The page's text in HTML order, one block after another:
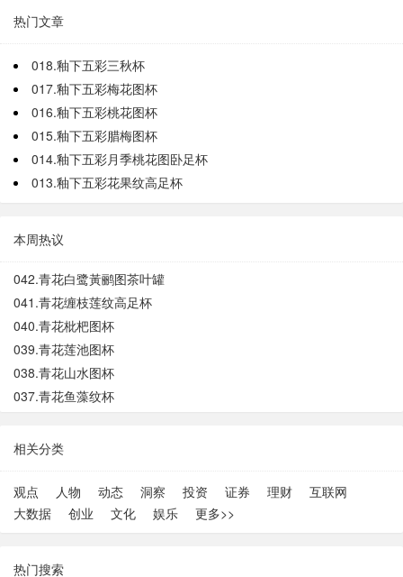
热门文章
018.釉下五彩三秋杯
017.釉下五彩梅花图杯
016.釉下五彩桃花图杯
015.釉下五彩腊梅图杯
014.釉下五彩月季桃花图卧足杯
013.釉下五彩花果纹高足杯
本周热议
042.青花白鹭黃鹂图茶叶罐
041.青花缠枝莲纹高足杯
040.青花枇杷图杯
039.青花莲池图杯
038.青花山水图杯
037.青花鱼藻纹杯
相关分类
观点 人物 动态 洞察 投资 证券 理财
互联网
大数据
创业 文化 娱乐 更多>>
热门搜索